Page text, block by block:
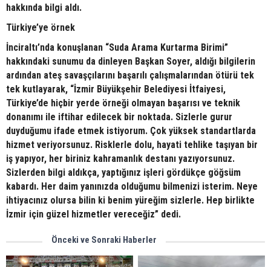
hakkında bilgi aldı.
Türkiye’ye örnek
İnciraltı’nda konuşlanan “Suda Arama Kurtarma Birimi”
hakkındaki sunumu da dinleyen Başkan Soyer, aldığı bilgilerin
ardından ateş savaşçılarını başarılı çalışmalarından ötürü tek
tek kutlayarak, “İzmir Büyükşehir Belediyesi İtfaiyesi,
Türkiye’de hiçbir yerde örneği olmayan başarısı ve teknik
donanımı ile iftihar edilecek bir noktada. Sizlerle gurur
duyduğumu ifade etmek istiyorum. Çok yüksek standartlarda
hizmet veriyorsunuz. Risklerle dolu, hayati tehlike taşıyan bir
iş yapıyor, her biriniz kahramanlık destanı yazıyorsunuz.
Sizlerden bilgi aldıkça, yaptığınız işleri gördükçe göğsüm
kabardı. Her daim yanınızda olduğumu bilmenizi isterim. Neye
ihtiyacınız olursa bilin ki benim yüreğim sizlerle. Hep birlikte
İzmir için güzel hizmetler vereceğiz” dedi.
Önceki ve Sonraki Haberler